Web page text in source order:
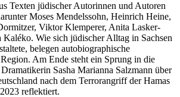
Texten jüdischer Autorinnen und Autoren
Moses Mendelssohn, Heinrich Heine,
Viktor Klemperer, Anita Lasker-
Wie sich jüdischer Alltag in Sachsen
belegen autobiographische
Am Ende steht ein Sprung in die
Sasha Marianna Salzmann über
nach dem Terrorangriff der Hamas
reflektiert.